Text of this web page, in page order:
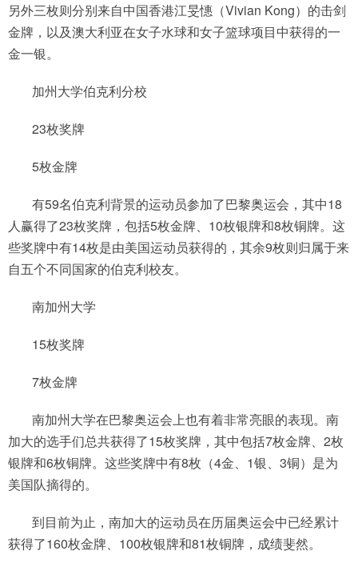
另外三枚则分别来自中国香港江旻憓（Vivian Kong）的击剑
金牌，以及澳大利亚在女子水球和女子篮球项目中获得的一
金一银。
加州大学伯克利分校
23枚奖牌
5枚金牌
有59名伯克利背景的运动员参加了巴黎奥运会，其中18
人赢得了23枚奖牌，包括5枚金牌、10枚银牌和8枚铜牌。这
些奖牌中有14枚是由美国运动员获得的，其余9枚则归属于来
自五个不同国家的伯克利校友。
南加州大学
15枚奖牌
7枚金牌
南加州大学在巴黎奥运会上也有着非常亮眼的表现。南
加大的选手们总共获得了15枚奖牌，其中包括7枚金牌、2枚
银牌和6枚铜牌。这些奖牌中有8枚（4金、1银、3铜）是为
美国队摘得的。
到目前为止，南加大的运动员在历届奥运会中已经累计
获得了160枚金牌、100枚银牌和81枚铜牌，成绩斐然。